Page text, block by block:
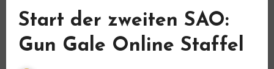
Start der zweiten SAO:
Gun Gale Online Staffel